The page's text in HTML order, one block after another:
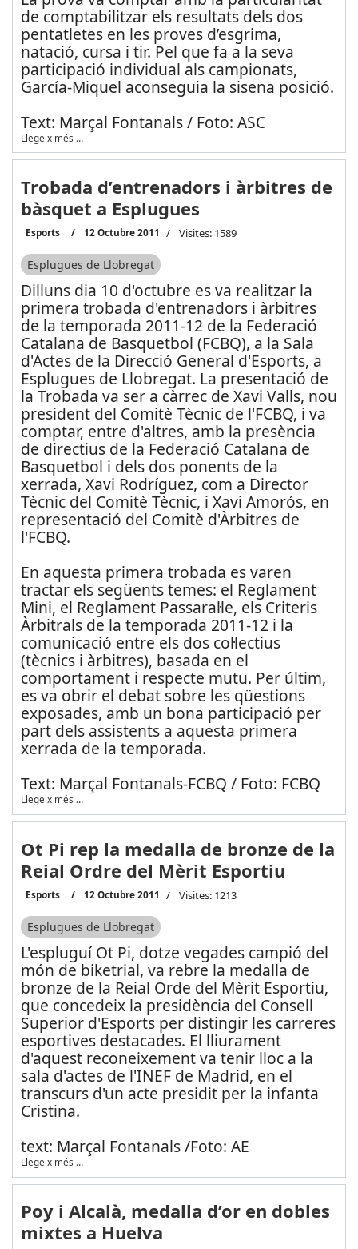
de comptabilitzar els resultats dels dos
pentatletes en les proves d’esgrima,
natació, cursa i tir. Pel que fa a la seva
participació individual als campionats,
García-Miquel aconseguia la sisena posició.
Text: Marçal Fontanals / Foto: ASC
Llegeix més …
Trobada d’entrenadors i àrbitres de
bàsquet a Esplugues
Esports 12 Octubre 2011 Visites: 1589
Esplugues de Llobregat
Dilluns dia 10 d'octubre es va realitzar la
primera trobada d'entrenadors i àrbitres
de la temporada 2011-12 de la Federació
Catalana de Basquetbol (FCBQ), a la Sala
d'Actes de la Direcció General d'Esports, a
Esplugues de Llobregat. La presentació de
la Trobada va ser a càrrec de Xavi Valls, nou
president del Comitè Tècnic de l'FCBQ, i va
comptar, entre d'altres, amb la presència
de directius de la Federació Catalana de
Basquetbol i dels dos ponents de la
xerrada, Xavi Rodríguez, com a Director
Tècnic del Comitè Tècnic, i Xavi Amorós, en
representació del Comitè d'Àrbitres de
l'FCBQ.
En aquesta primera trobada es varen
tractar els següents temes: el Reglament
Mini, el Reglament Passaral·le, els Criteris
Àrbitrals de la temporada 2011-12 i la
comunicació entre els dos col·lectius
(tècnics i àrbitres), basada en el
comportament i respecte mutu. Per últim,
es va obrir el debat sobre les qüestions
exposades, amb un bona participació per
part dels assistents a aquesta primera
xerrada de la temporada.
Text: Marçal Fontanals-FCBQ / Foto: FCBQ
Llegeix més …
Ot Pi rep la medalla de bronze de la
Reial Ordre del Mèrit Esportiu
Esports 12 Octubre 2011 Visites: 1213
Esplugues de Llobregat
L'espluguí Ot Pi, dotze vegades campió del
món de biketrial, va rebre la medalla de
bronze de la Reial Orde del Mèrit Esportiu,
que concedeix la presidència del Consell
Superior d'Esports per distingir les carreres
esportives destacades. El lliurament
d'aquest reconeixement va tenir lloc a la
sala d'actes de l'INEF de Madrid, en el
transcurs d'un acte presidit per la infanta
Cristina.
text: Marçal Fontanals /Foto: AE
Llegeix més …
Poy i Alcalà, medalla d’or en dobles
mixtes a Huelva